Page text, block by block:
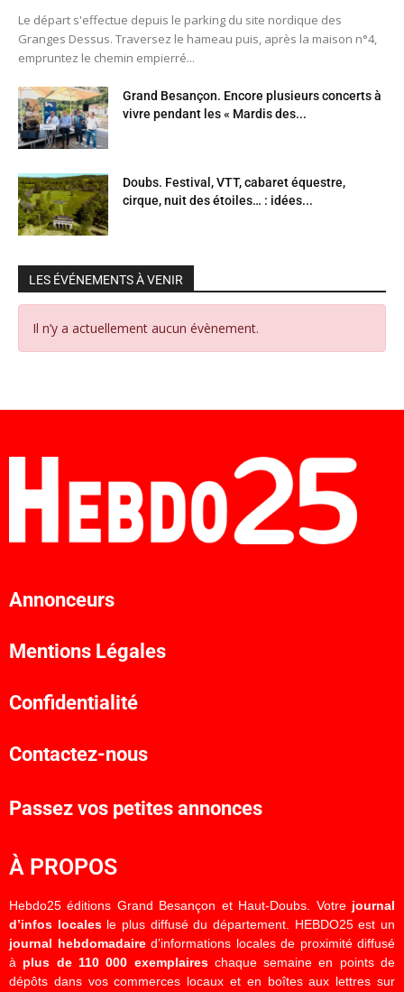
Le départ s'effectue depuis le parking du site nordique des
Granges Dessus. Traversez le hameau puis, après la maison n°4,
empruntez le chemin empierré...
Grand Besançon. Encore plusieurs concerts à
vivre pendant les « Mardis des...
Doubs. Festival, VTT, cabaret équestre,
cirque, nuit des étoiles… : idées...
LES ÉVÉNEMENTS À VENIR
Il n’y a actuellement aucun évènement.
Annonceurs
Mentions Légales
Confidentialité
Contactez-nous
Passez vos petites annonces
À PROPOS
Hebdo25 éditions Grand Besançon et Haut-Doubs. Votre journal
d’infos localesle plus diffusé du département. HEBDO25 est un
journal hebdomadaired’informations locales de proximité diffusé
à plus de 110 000 exemplaireschaque semaine en points de
dépôts dans vos commerces locaux et en boîtes aux lettres sur